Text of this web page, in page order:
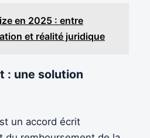
en 2025 : entre
et réalité juridique
: une solution
un accord écrit